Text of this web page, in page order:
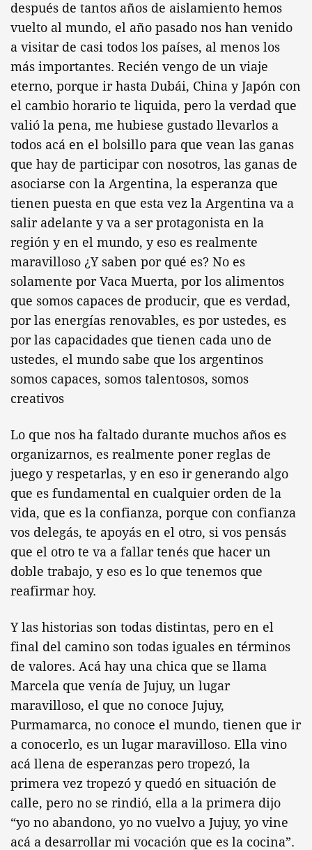
después de tantos años de aislamiento hemos
vuelto al mundo, el año pasado nos han venido
a visitar de casi todos los países, al menos los
más importantes. Recién vengo de un viaje
eterno, porque ir hasta Dubái, China y Japón con
el cambio horario te liquida, pero la verdad que
valió la pena, me hubiese gustado llevarlos a
todos acá en el bolsillo para que vean las ganas
que hay de participar con nosotros, las ganas de
asociarse con la Argentina, la esperanza que
tienen puesta en que esta vez la Argentina va a
salir adelante y va a ser protagonista en la
región y en el mundo, y eso es realmente
maravilloso ¿Y saben por qué es? No es
solamente por Vaca Muerta, por los alimentos
que somos capaces de producir, que es verdad,
por las energías renovables, es por ustedes, es
por las capacidades que tienen cada uno de
ustedes, el mundo sabe que los argentinos
somos capaces, somos talentosos, somos
creativos
Lo que nos ha faltado durante muchos años es
organizarnos, es realmente poner reglas de
juego y respetarlas, y en eso ir generando algo
que es fundamental en cualquier orden de la
vida, que es la confianza, porque con confianza
vos delegás, te apoyás en el otro, si vos pensás
que el otro te va a fallar tenés que hacer un
doble trabajo, y eso es lo que tenemos que
reafirmar hoy.
Y las historias son todas distintas, pero en el
final del camino son todas iguales en términos
de valores. Acá hay una chica que se llama
Marcela que venía de Jujuy, un lugar
maravilloso, el que no conoce Jujuy,
Purmamarca, no conoce el mundo, tienen que ir
a conocerlo, es un lugar maravilloso. Ella vino
acá llena de esperanzas pero tropezó, la
primera vez tropezó y quedó en situación de
calle, pero no se rindió, ella a la primera dijo
“yo no abandono, yo no vuelvo a Jujuy, yo vine
acá a desarrollar mi vocación que es la cocina”.